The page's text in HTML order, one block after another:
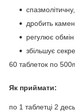
дробить
регулює
збільшує
60 таблеток по
Як приймати:
по 1 таблетці 2